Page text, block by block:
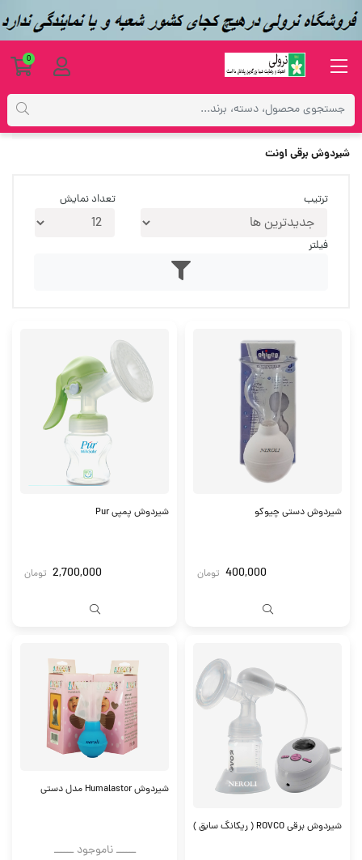
شیردوش برقی اونت
ترتیب تعداد نمایش
فیلتر
شیردوش دستی چیوکو
400,000 تومان
شیردوش پمپی Pur
2,700,000 تومان
شیردوش برقی ROVCO ( ریکانگ سابق )
شیردوش Humalastor مدل دستی
ــــــ ناموجود ــــــ
0